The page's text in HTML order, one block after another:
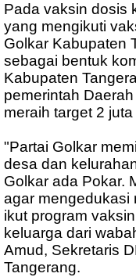
Pada vaksin dosis
yang mengikuti
Golkar Kabupaten
sebagai bentuk
Kabupaten
pemerintah
meraih target 2
"Partai Golkar
desa dan
Golkar ada Pokar.
agar mengedukasi
ikut program
keluarga dari
Amud, Sekretaris
Tangerang.